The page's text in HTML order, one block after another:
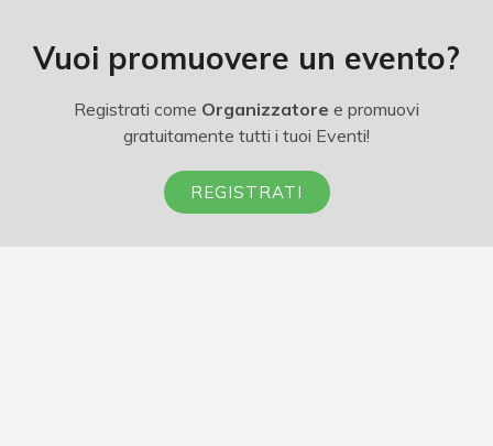
Vuoi promuovere un evento?
Registrati come Organizzatore e promuovi
gratuitamente tutti i tuoi Eventi!
REGISTRATI